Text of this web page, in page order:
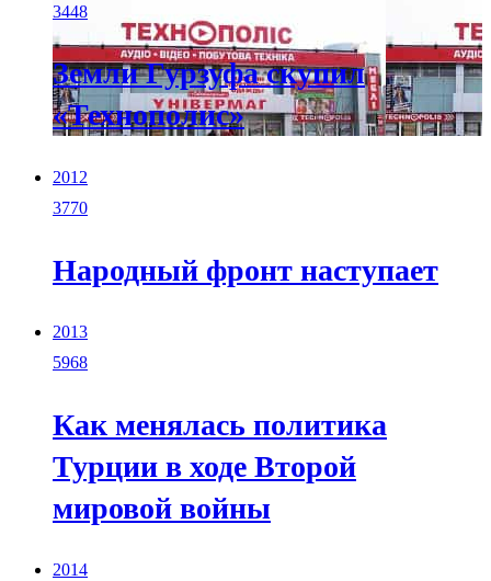
3448
Земли Гурзуфа скупил
«Технополис»
2012
3770
Народный фронт наступает
2013
5968
Как менялась политика
Турции в ходе Второй
мировой войны
2014